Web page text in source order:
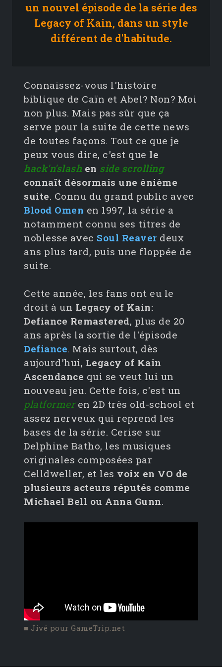
un nouvel épisode de la série des
Legacy of Kain, dans un style
différent de d'habitude.
Connaissez-vous l'histoire
biblique de Caïn et Abel? Non? Moi
non plus. Mais pas sûr que ça
serve pour la suite de cette news
de toutes façons. Tout ce que je
peux vous dire, c'est que le
hack'n'slash en side scrolling
connaît désormais une énième
suite. Connu du grand public avec
Blood Omen en 1997, la série a
notamment connu ses titres de
noblesse avec Soul Reaver deux
ans plus tard, puis une floppée de
suite.
Cette année, les fans ont eu le
droit à un Legacy of Kain:
Defiance Remastered, plus de 20
ans après la sortie de l'épisode
Defiance. Mais surtout, dès
aujourd'hui, Legacy of Kain
Ascendance qui se veut lui un
nouveau jeu. Cette fois, c'est un
platformer en 2D très old-school et
assez nerveux qui reprend les
bases de la série. Cerise sur
Delphine Batho, les musiques
originales composées par
Celldweller, et les voix en VO de
plusieurs acteurs réputés comme
Michael Bell ou Anna Gunn.
■ Jivé pour GameTrip.net